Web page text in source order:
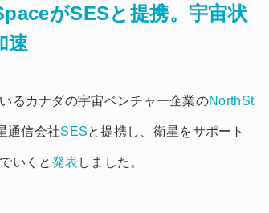
がSESと提携。宇宙状
速
るカナダの宇宙ベンチャー企業のNorthSt
通信会社SESと提携し、衛星をサポート
いくと 発表 しました。